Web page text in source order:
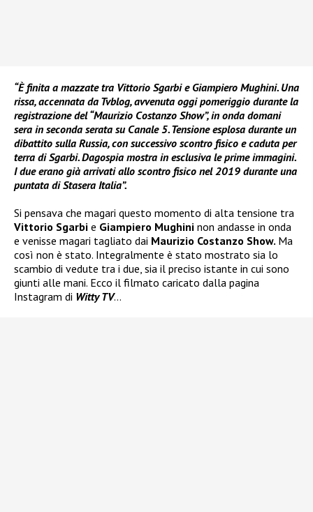
“È finita a mazzate tra Vittorio Sgarbi e Giampiero Mughini. Una
rissa, accennata da Tvblog, avvenuta oggi pomeriggio durante la
registrazione del “Maurizio Costanzo Show”, in onda domani
sera in seconda serata su Canale 5. Tensione esplosa durante un
dibattito sulla Russia, con successivo scontro fisico e caduta per
terra di Sgarbi. Dagospia mostra in esclusiva le prime immagini.
I due erano già arrivati allo scontro fisico nel 2019 durante una
puntata di Stasera Italia”.
Si pensava che magari questo momento di alta tensione tra
Vittorio Sgarbi e Giampiero Mughini non andasse in onda
e venisse magari tagliato dai Maurizio Costanzo Show. Ma
così non è stato. Integralmente è stato mostrato sia lo
scambio di vedute tra i due, sia il preciso istante in cui sono
giunti alle mani. Ecco il filmato caricato dalla pagina
Instagram di Witty TV…